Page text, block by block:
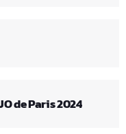
de Paris 2024